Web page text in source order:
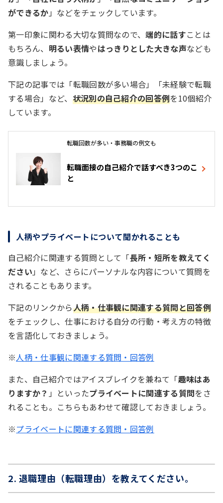
ができるか 」などをチェックしています。
第一印象に関わる大切な質問なので、端的に話すことは
もちろん、 明るい表情やはっきりとした大きな声なども
意識しましょう。
下記の記事では「転職回数が多い場合」「未経験で転職
する場合」など、 状況別の自己紹介の回答例を10個紹介
しています。
転職回数が多い・事務職の例文も
転職面接の自己紹介で話すべき3つのこ
と
人柄やプライベートについて聞かれることも
自己紹介に関連する質問として「長所・短所を教えてく
ださい 」など、さらにパーソナルな内容について質問を
されることもあります。
下記のリンクから人柄・仕事観に関連する質問と回答例
をチェックし、仕事における自分の行動・考え方の特徴
を言語化しておきましょう。
※人柄・仕事観に関連する質問・回答例
また、自己紹介ではアイスブレイクを兼ねて「趣味はあ
りますか？ 」といったプライベートに関連する質問をさ
れることも。こちらもあわせて確認しておきましょう。
※プライベートに関連する質問・回答例
2. 退職理由（転職理由）を教えてください。